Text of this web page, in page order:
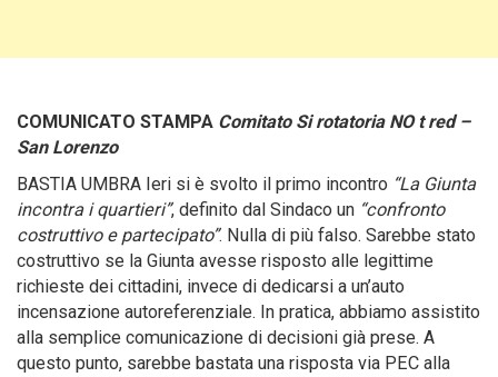
COMUNICATO STAMPA Comitato Si rotatoria NO t red –
San Lorenzo
BASTIA UMBRA Ieri si è svolto il primo incontro “La Giunta
incontra i quartieri”, definito dal Sindaco un “confronto
costruttivo e partecipato”. Nulla di più falso. Sarebbe stato
costruttivo se la Giunta avesse risposto alle legittime
richieste dei cittadini, invece di dedicarsi a un’auto
incensazione autoreferenziale. In pratica, abbiamo assistito
alla semplice comunicazione di decisioni già prese. A
questo punto, sarebbe bastata una risposta via PEC alla